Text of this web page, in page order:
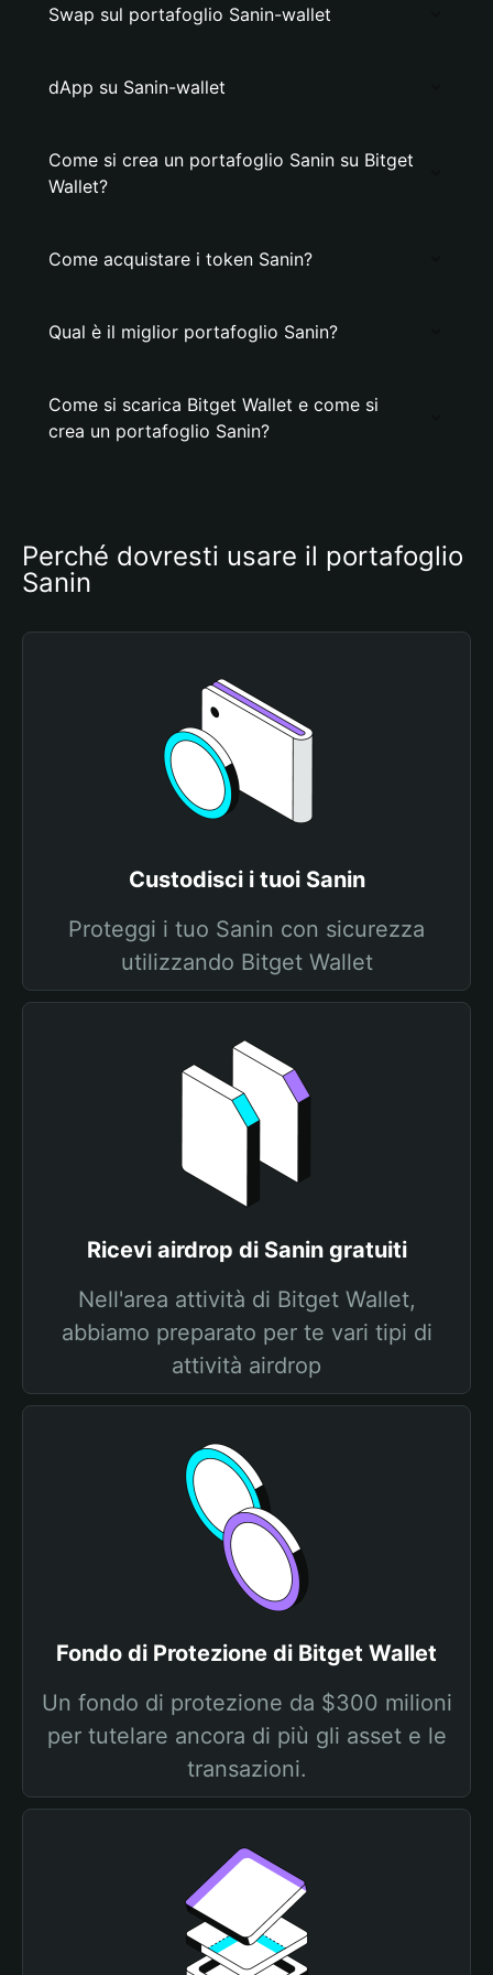
Swap sul portafoglio Sanin-wallet
dApp su Sanin-wallet
Come si crea un portafoglio Sanin su Bitget
Wallet?
Come acquistare i token Sanin?
Qual è il miglior portafoglio Sanin?
Come si scarica Bitget Wallet e come si
crea un portafoglio Sanin?
Perché dovresti usare il portafoglio
Sanin
Custodisci i tuoi Sanin
Proteggi i tuo Sanin con sicurezza
utilizzando Bitget Wallet
Ricevi airdrop di Sanin gratuiti
Nell'area attività di Bitget Wallet,
abbiamo preparato per te vari tipi di
attività airdrop
Fondo di Protezione di Bitget Wallet
Un fondo di protezione da $300 milioni
per tutelare ancora di più gli asset e le
transazioni.